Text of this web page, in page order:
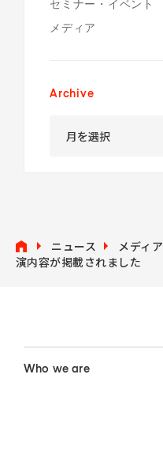
セミナー・イベント
メディア
Archive
ニュース メディア
演内容が掲載されました
Who we are